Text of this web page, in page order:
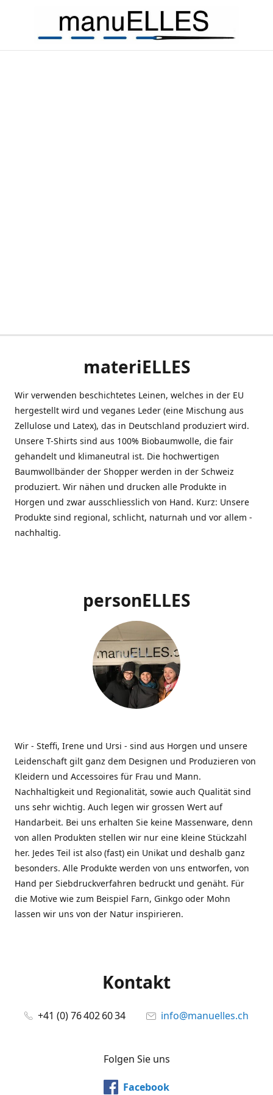
materiELLES
Wir verwenden beschichtetes Leinen, welches in der EU
hergestellt wird und veganes Leder (eine Mischung aus
Zellulose und Latex), das in Deutschland produziert wird.
Unsere T-Shirts sind aus 100% Biobaumwolle, die fair
gehandelt und klimaneutral ist. Die hochwertigen
Baumwollbänder der Shopper werden in der Schweiz
produziert. Wir nähen und drucken alle Produkte in
Horgen und zwar ausschliesslich von Hand. Kurz: Unsere
Produkte sind regional, schlicht, naturnah und vor allem -
nachhaltig.
personELLES
Wir - Steffi, Irene und Ursi - sind aus Horgen und unsere
Leidenschaft gilt ganz dem Designen und Produzieren von
Kleidern und Accessoires für Frau und Mann.
Nachhaltigkeit und Regionalität, sowie auch Qualität sind
uns sehr wichtig. Auch legen wir grossen Wert auf
Handarbeit. Bei uns erhalten Sie keine Massenware, denn
von allen Produkten stellen wir nur eine kleine Stückzahl
her. Jedes Teil ist also (fast) ein Unikat und deshalb ganz
besonders. Alle Produkte werden von uns entworfen, von
Hand per Siebdruckverfahren bedruckt und genäht. Für
die Motive wie zum Beispiel Farn, Ginkgo oder Mohn
lassen wir uns von der Natur inspirieren.
Kontakt
+41 (0) 76 402 60 34 info@manuelles.ch
Folgen Sie uns
Facebook